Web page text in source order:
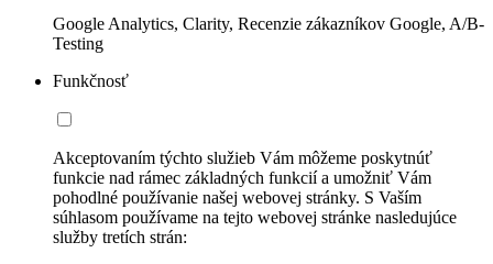
Google Analytics, Clarity, Recenzie zákazníkov Google, A/B-
Testing
Funkčnosť
Akceptovaním týchto služieb Vám môžeme poskytnúť
funkcie nad rámec základných funkcií a umožniť Vám
pohodlné používanie našej webovej stránky. S Vaším
súhlasom používame na tejto webovej stránke nasledujúce
služby tretích strán: